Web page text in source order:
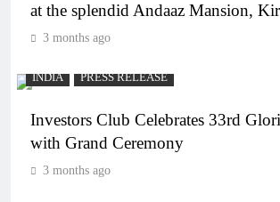
at the splendid Andaaz Mansion,
3 months ago
INDIA PRESS RELEASE
Investors Club Celebrates 33rd
with Grand Ceremony
3 months ago